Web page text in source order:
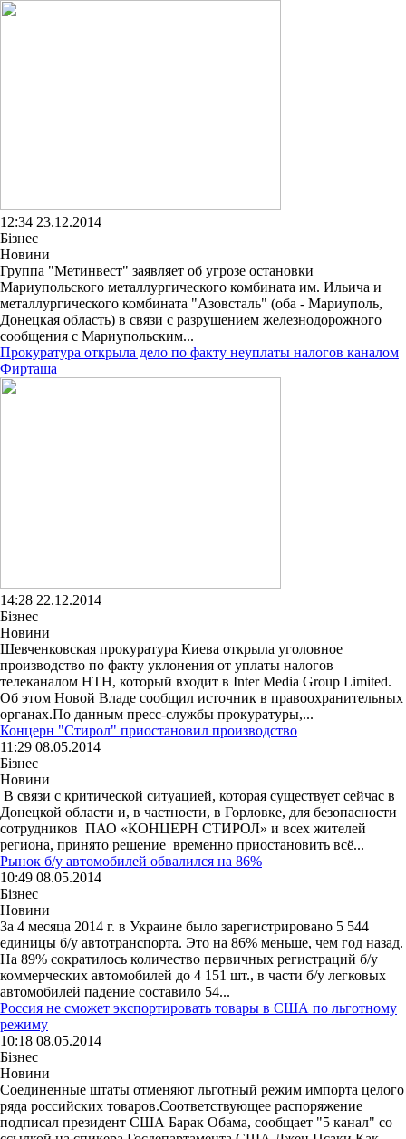
12:34 23.12.2014
Бізнес
Новини
Группа "Метинвест" заявляет об угрозе остановки
Мариупольского металлургического комбината им. Ильича и
металлургического комбината "Азовсталь" (оба - Мариуполь,
Донецкая область) в связи с разрушением железнодорожного
сообщения с Мариупольским...
Прокуратура открыла дело по факту неуплаты налогов каналом
Фирташа
14:28 22.12.2014
Бізнес
Новини
Шевченковская прокуратура Киева открыла уголовное
производство по факту уклонения от уплаты налогов
телеканалом НТН, который входит в Inter Media Group Limited.
Об этом Новой Владе сообщил источник в правоохранительных
органах.По данным пресс-службы прокуратуры,...
Концерн "Стирол" приостановил производство
11:29 08.05.2014
Бізнес
Новини
В связи с критической ситуацией, которая существует сейчас в
Донецкой области и, в частности, в Горловке, для безопасности
сотрудников ПАО «КОНЦЕРН СТИРОЛ» и всех жителей
региона, принято решение временно приостановить всё...
Рынок б/у автомобилей обвалился на 86%
10:49 08.05.2014
Бізнес
Новини
За 4 месяца 2014 г. в Украине было зарегистрировано 5 544
единицы б/у автотранспорта. Это на 86% меньше, чем год назад.
На 89% сократилось количество первичных регистраций б/у
коммерческих автомобилей до 4 151 шт., в части б/у легковых
автомобилей падение составило 54...
Россия не сможет экспортировать товары в США по льготному
режиму
10:18 08.05.2014
Бізнес
Новини
Соединенные штаты отменяют льготный режим импорта целого
ряда российских товаров.Соответствующее распоряжение
подписал президент США Барак Обама, сообщает "5 канал" со